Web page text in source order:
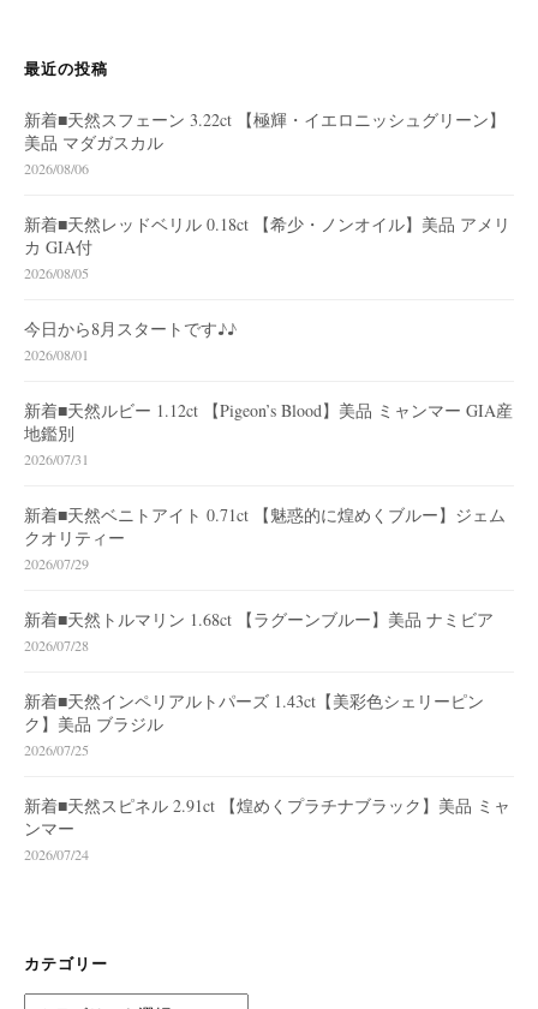
最近の投稿
新着■天然スフェーン 3.22ct 【極輝・イエロニッシュグリーン】
美品 マダガスカル
2026/08/06
新着■天然レッドベリル 0.18ct 【希少・ノンオイル】美品 アメリ
カ GIA付
2026/08/05
今日から8月スタートです♪♪
2026/08/01
新着■天然ルビー 1.12ct 【Pigeon’s Blood】美品 ミャンマー GIA産
地鑑別
2026/07/31
新着■天然ベニトアイト 0.71ct 【魅惑的に煌めくブルー】ジェム
クオリティー
2026/07/29
新着■天然トルマリン 1.68ct 【ラグーンブルー】美品 ナミビア
2026/07/28
新着■天然インペリアルトパーズ 1.43ct【美彩色シェリーピン
ク】美品 ブラジル
2026/07/25
新着■天然スピネル 2.91ct 【煌めくプラチナブラック】美品 ミャ
ンマー
2026/07/24
カテゴリー